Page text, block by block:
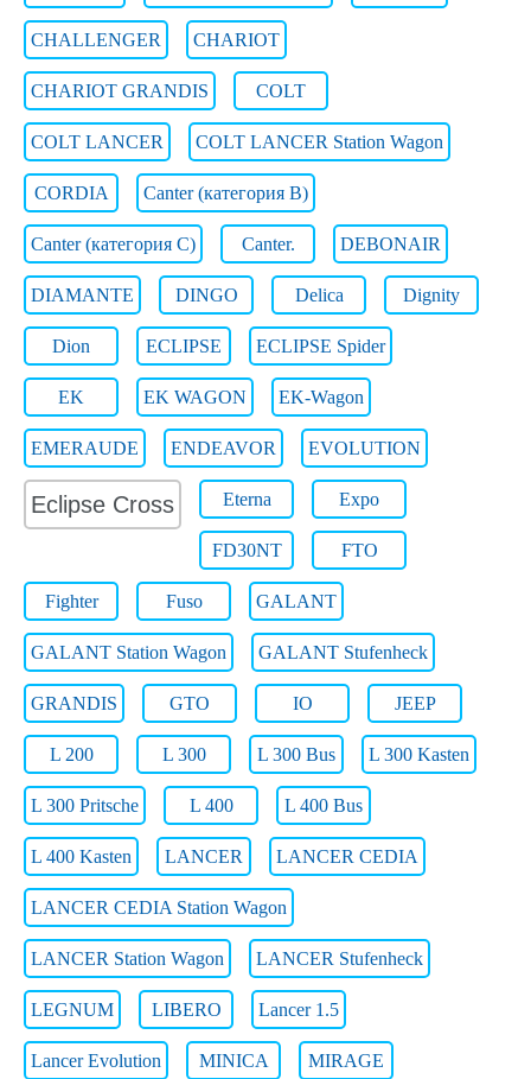
CHALLENGER CHARIOT
CHARIOT GRANDIS COLT
COLT LANCER COLT LANCER Station Wagon
CORDIA Canter (категория B)
Canter (категория C) Canter. DEBONAIR
DIAMANTE DINGO Delica Dignity
Dion ECLIPSE ECLIPSE Spider
EK EK WAGON EK-Wagon
EMERAUDE ENDEAVOR EVOLUTION
Eclipse Cross Eterna Expo
FD30NT FTO
Fighter Fuso GALANT
GALANT Station Wagon GALANT Stufenheck
GRANDIS GTO IO JEEP
L 200 L 300 L 300 Bus L 300 Kasten
L 300 Pritsche L 400 L 400 Bus
L 400 Kasten LANCER LANCER CEDIA
LANCER CEDIA Station Wagon
LANCER Station Wagon LANCER Stufenheck
LEGNUM LIBERO Lancer 1.5
Lancer Evolution MINICA MIRAGE